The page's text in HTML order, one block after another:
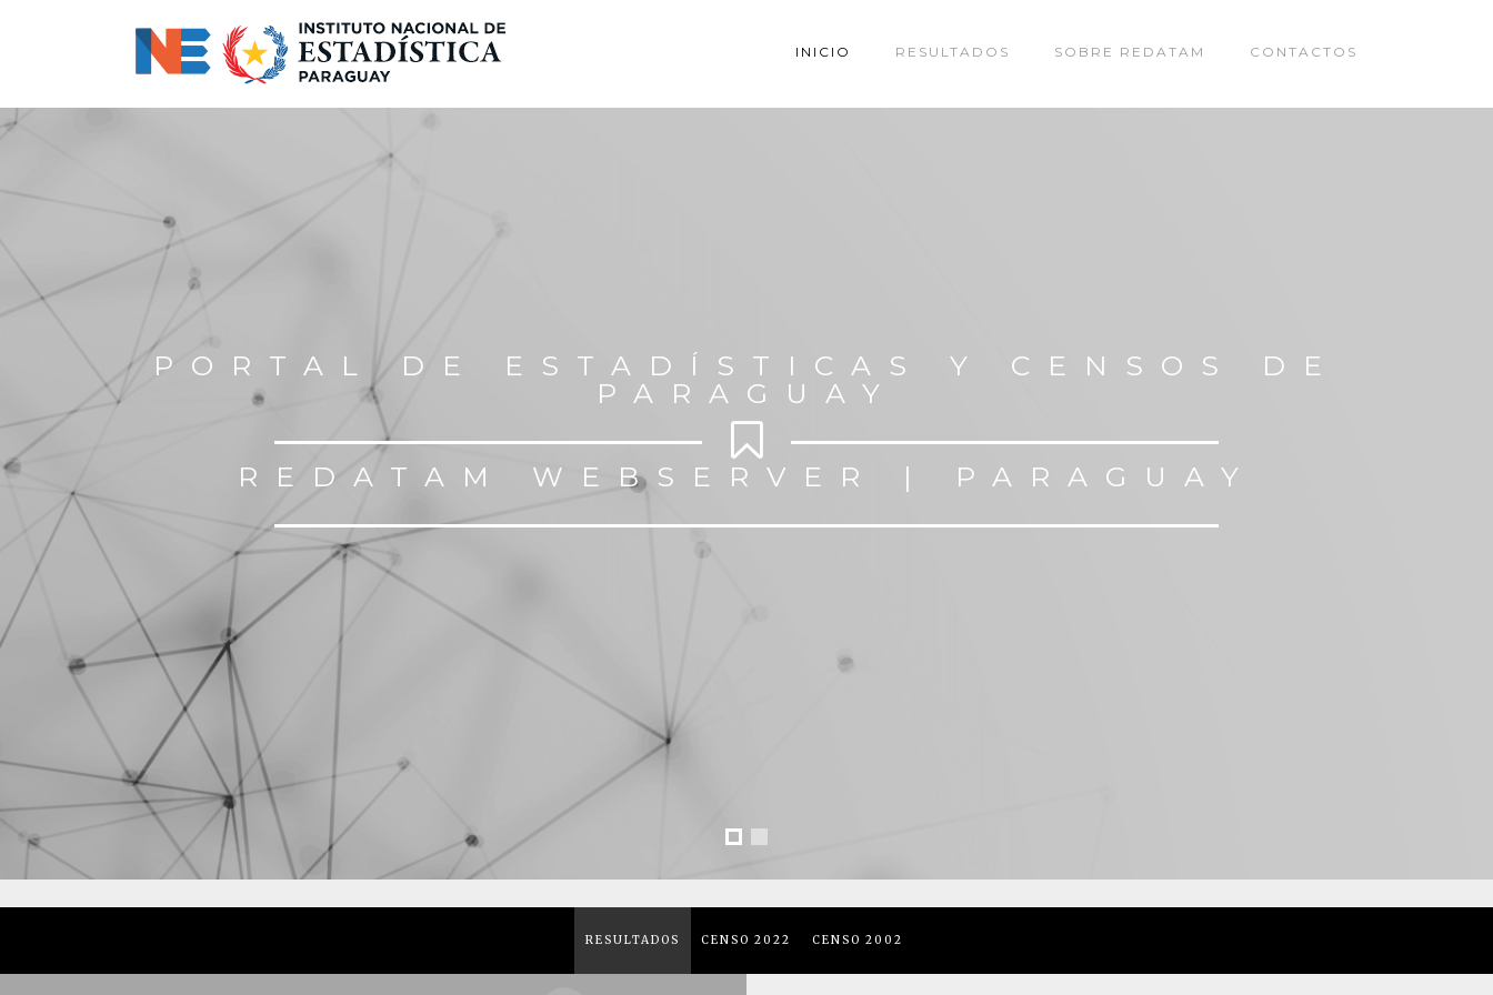
INICIO RESULTADOS SOBRE REDATAM CONTACTOS
PORTAL DE ESTADÍSTICAS Y CENSOS DE
PARAGUAY
REDATAM WEBSERVER | PARAGUAY
RESULTADOS CENSO 2022 CENSO 2002